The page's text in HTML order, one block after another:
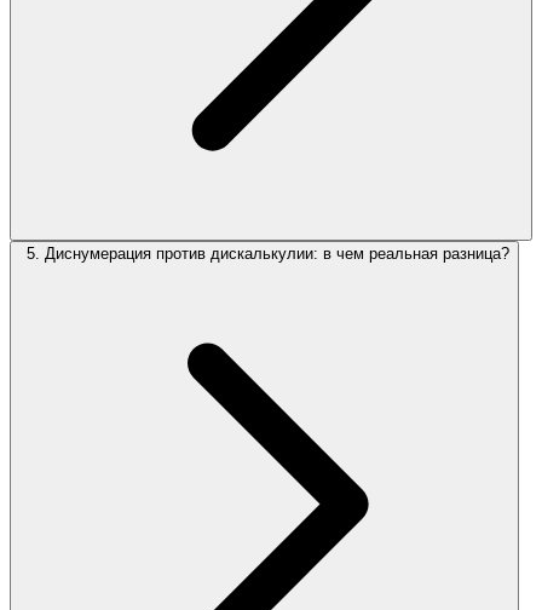
5. Диснумерация против дискалькулии: в чем реальная разница?